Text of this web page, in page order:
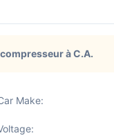
à C.A.
Make: